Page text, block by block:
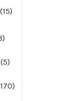
15
produkter
produkter
55
170
produkter